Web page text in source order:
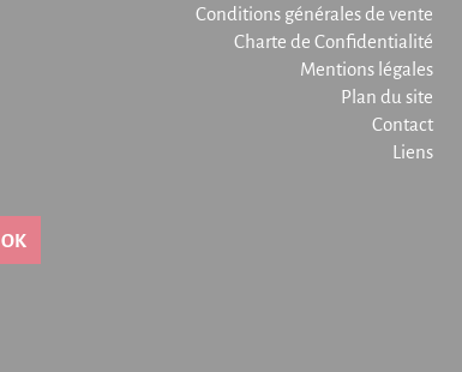
OK
Conditions générales de vente
Charte de Confidentialité
Mentions légales
Plan du site
Contact
Liens